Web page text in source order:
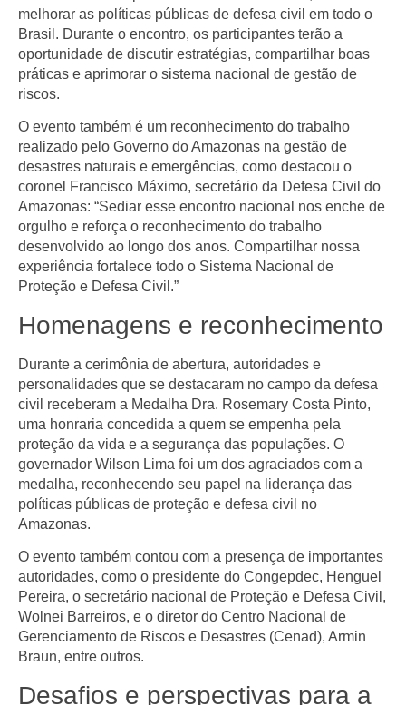
melhorar as políticas públicas de defesa civil em todo o
Brasil. Durante o encontro, os participantes terão a
oportunidade de discutir estratégias, compartilhar boas
práticas e aprimorar o sistema nacional de gestão de
riscos.
O evento também é um reconhecimento do trabalho
realizado pelo Governo do Amazonas na gestão de
desastres naturais e emergências, como destacou o
coronel Francisco Máximo, secretário da Defesa Civil do
Amazonas: “Sediar esse encontro nacional nos enche de
orgulho e reforça o reconhecimento do trabalho
desenvolvido ao longo dos anos. Compartilhar nossa
experiência fortalece todo o Sistema Nacional de
Proteção e Defesa Civil.”
Homenagens e reconhecimento
Durante a cerimônia de abertura, autoridades e
personalidades que se destacaram no campo da defesa
civil receberam a Medalha Dra. Rosemary Costa Pinto,
uma honraria concedida a quem se empenha pela
proteção da vida e a segurança das populações. O
governador Wilson Lima foi um dos agraciados com a
medalha, reconhecendo seu papel na liderança das
políticas públicas de proteção e defesa civil no
Amazonas.
O evento também contou com a presença de importantes
autoridades, como o presidente do Congepdec, Henguel
Pereira, o secretário nacional de Proteção e Defesa Civil,
Wolnei Barreiros, e o diretor do Centro Nacional de
Gerenciamento de Riscos e Desastres (Cenad), Armin
Braun, entre outros.
Desafios e perspectivas para a